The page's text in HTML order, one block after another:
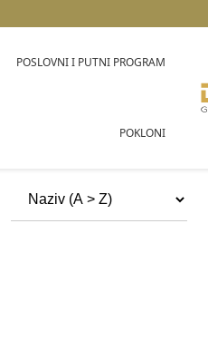
POSLOVNI I PUTNI PROGRAM
POKLONI